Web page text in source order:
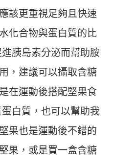
該更重視足夠且快速
化合物與蛋白質的比
胰島素分泌而幫助胺
，建議可以攝取含糖
在運動後搭配堅果食
白質，也可以幫助我
果也是運動後不錯的
果，或是買一盒含糖